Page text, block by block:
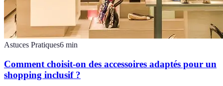
Astuces Pratiques6 min
Comment choisit-on des accessoires adaptés pour un
shopping inclusif ?